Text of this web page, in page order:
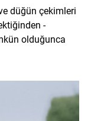
düğün çekimleri
-
olduğunca